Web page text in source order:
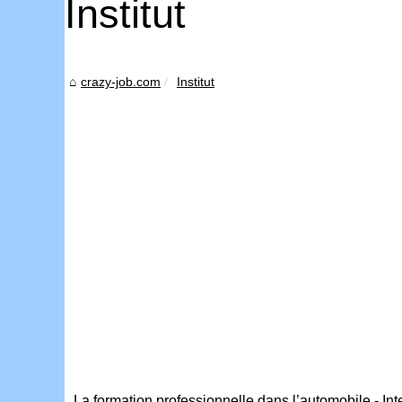
Institut
crazy-job.com Institut